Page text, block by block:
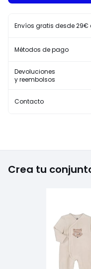
Envíos gratis desde
Métodos de pago
Devoluciones
y reembolsos
Contacto
Crea tu